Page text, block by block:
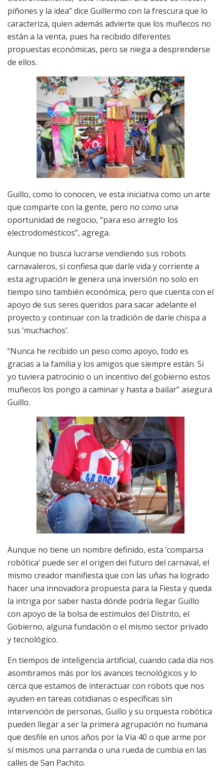
piñones y la idea” dice Guillermo con la frescura que lo
caracteriza, quien además advierte que los muñecos no
están a la venta, pues ha recibido diferentes
propuestas económicas, pero se niega a desprenderse
de ellos.
Guillo, como lo conocen, ve esta iniciativa como un arte
que comparte con la gente, pero no como una
oportunidad de negocio, “para eso arreglo los
electrodomésticos”, agrega.
Aunque no busca lucrarse vendiendo sus robots
carnavaleros, si confiesa que darle vida y corriente a
esta agrupación le genera una inversión no solo en
tiempo sino también económica, pero que cuenta con el
apoyo de sus seres queridos para sacar adelante el
proyecto y continuar con la tradición de darle chispa a
sus ‘muchachos’.
“Nunca he recibido un peso como apoyo, todo es
gracias a la familia y los amigos que siempre están. Si
yo tuviera patrocinio o un incentivo del gobierno estos
muñecos los pongo a caminar y hasta a bailar” asegura
Guillo.
Aunque no tiene un nombre definido, esta ‘comparsa
robótica’ puede ser el origen del futuro del carnaval, el
mismo creador manifiesta que con las uñas ha logrado
hacer una innovadora propuesta para la Fiesta y queda
la intriga por saber hasta dónde podría llegar Guillo
con apoyo de la bolsa de estímulos del Distrito, el
Gobierno, alguna fundación o el mismo sector privado
y tecnológico.
En tiempos de inteligencia artificial, cuando cada día nos
asombramos más por los avances tecnológicos y lo
cerca que estamos de interactuar con robots que nos
ayuden en tareas cotidianas o específicas sin
intervención de personas, Guillo y su orquesta robótica
pueden llegar a ser la primera agrupación no humana
que desfile en unos años por la Vía 40 o que arme por
sí mismos una parranda o una rueda de cumbia en las
calles de San Pachito.